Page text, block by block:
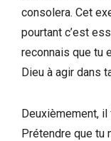
consolera. Cet
pourtant c’est
reconnais que tu
Dieu à agir dans
Deuxièmement,
Prétendre que tu